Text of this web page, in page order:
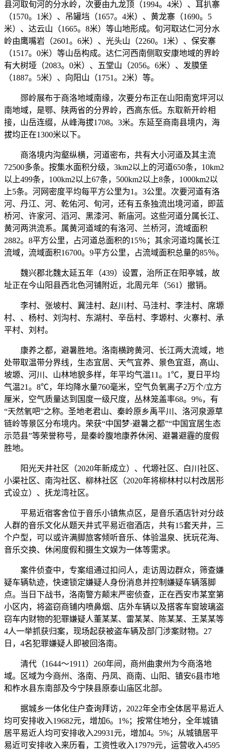
县河取旬河的分水岭，次要由九龙顶（1994。4米）、耳扒寨
（1570。1米）、吊罐垱（1657。4米）、黄龙寨（1690。5
米）、达云山（1665。8米）等山地形成。旬河取达仁河分水
岭由鹰嘴岩（2601。6米）、光头山（2260。1米）、保安寨
（1517。0米）等山岳构成。达仁河西南侧取安康地域的界岭
有大树垭（2083。0米）、五堂山（2056。6米）、发膜堡
（1887。5米）、向阳山（1751。2米）等。
郧岭展布于商洛地域南缘，次要分布正在山阳南宽坪河以
南地域，是鄂、陕两省的分界岭，西高东低。东取新开岭相
接，山岳连缀，从峰海拔1708。3米。东延至商南县境内，海
拔均正在1300米以下。
商洛境内沟壑纵横，河道密布，共有大小河道及其主流
72500多条。按集水面积分级，3km2以上的河道650条，10km2
以上499条，100km2以上67条，500km2以上8条，1000km2以
上5条。河网密度平均每平方公里为1。3公里。次要河道有洛
河、丹江、河、乾佑河、旬河，还有五条独流出境河道，即蓝
桥河、许家河、滔河、黑漆河、新庙河。这些河道分属长江、
黄河两洪流系。属黄河道域的有洛河、兰桥河，流域面积
2882。8平方公里，占河道总面积的15％；其余河道均属长江
流域，流域面积16700。9平方公里，占流域面积总量的85％。
魏兴郡北魏太延五年（439）设置，治所正在阳亭城，故
址正在今山阳县西北色河铺附近，北周元年（561）撤销。
李村、张坡村、冀洼村、赵川村、马洼村、李洼村、席塬
村、、杨村、刘沟村、东湖村、辛岳村、李塬村、火寨村、承
平村、刘村。
康养之都，避暑胜地。洛南横跨黄河、长江两大流域，地
处带取温带分界线，生态宜居、天气宜养、景色宜逛，高山、
坡塬、河川、山林地貌多样，年平均气温11。1℃，夏日平均
气温21。8℃，年均降水量760毫米，空气负氧离子2万个/立方
厘米，空气质量达到国度一级尺度，丛林笼盖率68。9%，有
“天然氧吧”之称。圣地老君山、秦岭原乡禹平川、洛河泉源草
链岭等景区分布境内。荣获“中国梦·避暑之都”“中国宜居生态
示范县”等荣誉称号，是秦岭腹地康养休闲、避暑避霾的度假
胜地。
阳光天井社区（2020年新成立）、代塬社区、白川社区、
小渠社区、南沟社区、柳林社区（2020年将柳林村以村改居形
式设立）、抚龙湾社区。
平易近宿客舍位于音乐小镇焦点区，是音乐酒店针对分歧
人群的音乐文化从题天井式平易近宿酒店，共有15套天井，三
个户型，可以或许满脚旅客倾听音乐、体验温泉、抚玩花海、
音乐交换、休闲度假和摄生文娱为一体等需求。
案件侦查中，专案组通过扣问人，走访周边群众，筛查嫌
疑车辆轨迹，快速锁定嫌疑人身份消息并控制嫌疑车辆落脚
点。当日下战书，洛南警方颠末严密侦查，正在西安市某室第
小区内，将盗窃商铺内喷鼻烟、店外车辆以及搭客车窗玻璃盗
窃车内财物的犯罪嫌疑人董某某、雷某某、陈某某、王某某等
4人一举抓获归案，现场起获被盗车辆及部门涉案财物。27
日，4名犯罪嫌疑人即被回洛南。
清代（1644～1911）260年间，商州曲隶州为今商洛地
域。区域为今商州、洛南、丹凤、商南、山阳、镇安6县市地
和柞水县东南部及今宁陕县原泰山庙区北部。
据城乡一体化住户查询拜访，2022年全市全体居平易近人
均可安排收入19682元，增加6。1%；按常住地分，全年城镇
居平易近人均可安排收入29931元，增加4。5%；从城镇居平
易近可安排收入来历看，工资性收入17979元，运营收入4595